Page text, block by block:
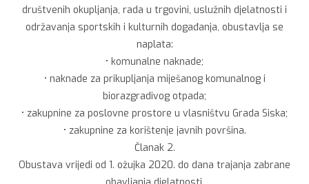
društvenih okupljanja, rada u trgovini, uslužnih djelatnosti i
održavanja sportskih i kulturnih događanja, obustavlja se
naplata:
• komunalne naknade;
• naknade za prikupljanja miješanog komunalnog i
biorazgradivog otpada;
• zakupnine za poslovne prostore u vlasništvu Grada Siska;
• zakupnine za korištenje javnih površina.
Članak 2.
Obustava vrijedi od 1. ožujka 2020. do dana trajanja zabrane